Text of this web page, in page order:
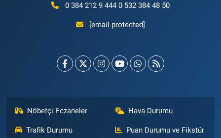
0 384 212 9 444 0 532 384 48 50
[email protected]
Nöbetçi Eczaneler Hava Durumu
Trafik Durumu Puan Durumu ve Fikstür